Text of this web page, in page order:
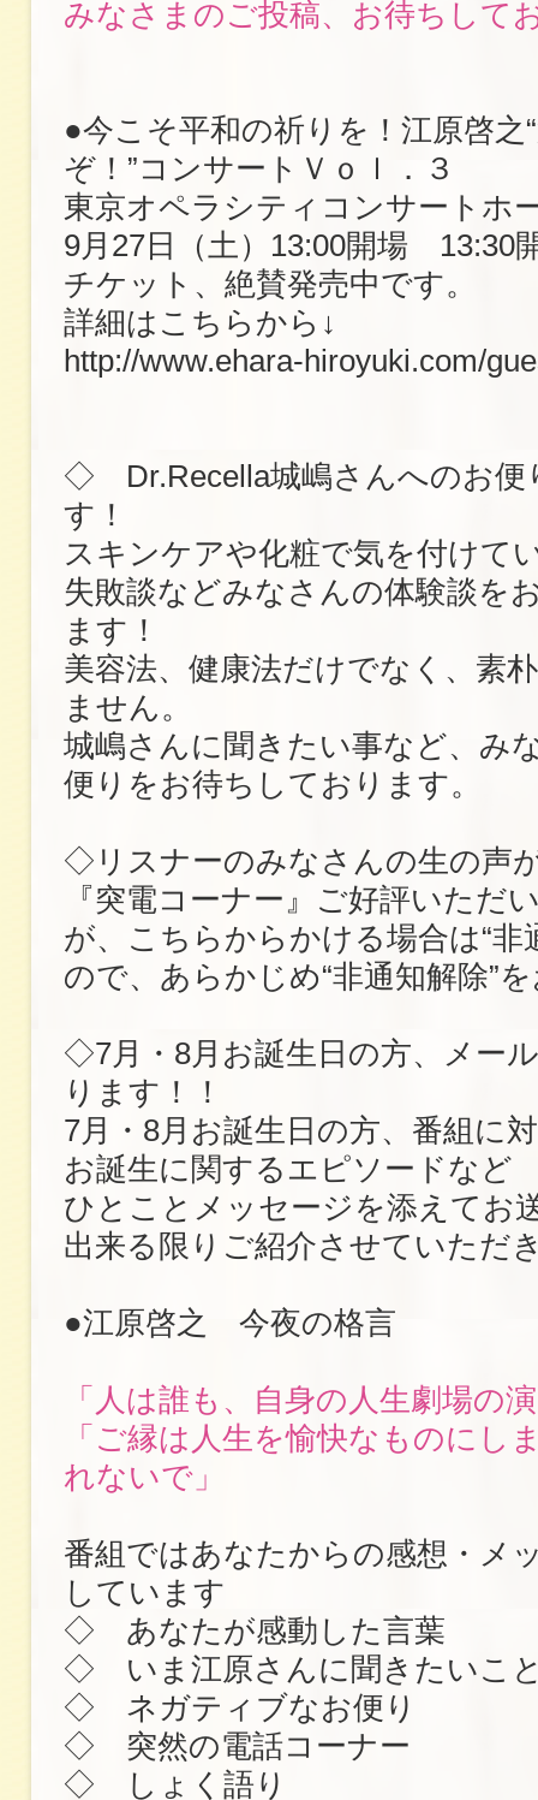
みなさまのご投稿、お待ちして
●今こそ平和の祈りを！江原啓之
ぞ！”コンサートＶｏｌ．３
東京オペラシティコンサートホ
9月27日（土）13:00開場 13:30
チケット、絶賛発売中です。
詳細はこちらから↓
http://www.ehara-hiroyuki.com/
◇ Dr.Recella城嶋さんへのお便
す！
スキンケアや化粧で気を付けて
失敗談などみなさんの体験談を
ます！
美容法、健康法だけでなく、素
ません。
城嶋さんに聞きたい事など、み
便りをお待ちしております。
◇リスナーのみなさんの生の声
『突電コーナー』ご好評いただ
が、こちらからかける場合は“非
ので、あらかじめ“非通知解除”
◇7月・8月お誕生日の方、メー
ります！！
7月・8月お誕生日の方、番組に
お誕生に関するエピソードなど
ひとことメッセージを添えてお
出来る限りご紹介させていただ
●江原啓之 今夜の格言
「人は誰も、自身の人生劇場の
「ご縁は人生を愉快なものにし
れないで」
番組ではあなたからの感想・メ
しています
◇ あなたが感動した言葉
◇ いま江原さんに聞きたいこ
◇ ネガティブなお便り
◇ 突然の電話コーナー
◇ しょく語り